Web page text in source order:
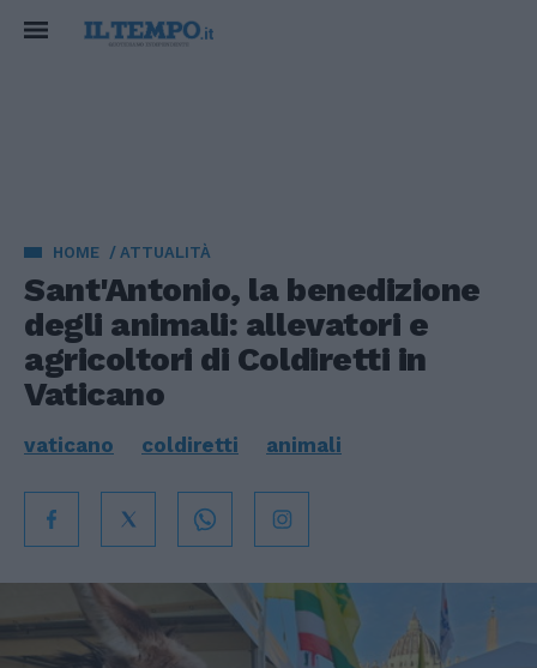
HOME ATTUALITÀ
Sant'Antonio, la benedizione
degli animali: allevatori e
agricoltori di Coldiretti in
Vaticano
vaticano coldiretti animali